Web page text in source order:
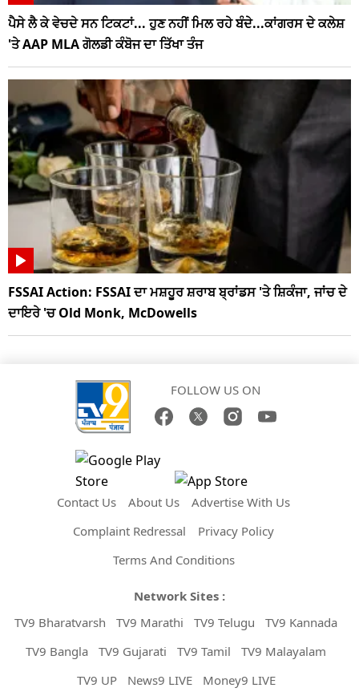
ਪੈਸੇ ਲੈ ਕੇ ਵੇਚਦੇ ਸਨ ਟਿਕਟਾਂ... ਹੁਣ ਨਹੀਂ ਮਿਲ ਰਹੇ ਬੰਦੇ...ਕਾਂਗਰਸ ਦੇ ਕਲੇਸ਼
'ਤੇ AAP MLA ਗੋਲਡੀ ਕੰਬੋਜ ਦਾ ਤਿੱਖਾ ਤੰਜ
FSSAI Action: FSSAI ਦਾ ਮਸ਼ਹੂਰ ਸ਼ਰਾਬ ਬ੍ਰਾਂਡਸ 'ਤੇ ਸ਼ਿਕੰਜਾ, ਜਾਂਚ ਦੇ
ਦਾਇਰੇ 'ਚ Old Monk, McDowells
FOLLOW US ON
Contact Us About Us
Advertise With Us
Complaint Redressal
Privacy Policy
Terms And Conditions
Network Sites :
TV9 Bharatvarsh
TV9 Marathi TV9 Telugu
TV9 Kannada
TV9 Bangla
TV9 Gujarati TV9 Tamil
TV9 Malayalam
TV9 UP
News9 LIVE Money9 LIVE